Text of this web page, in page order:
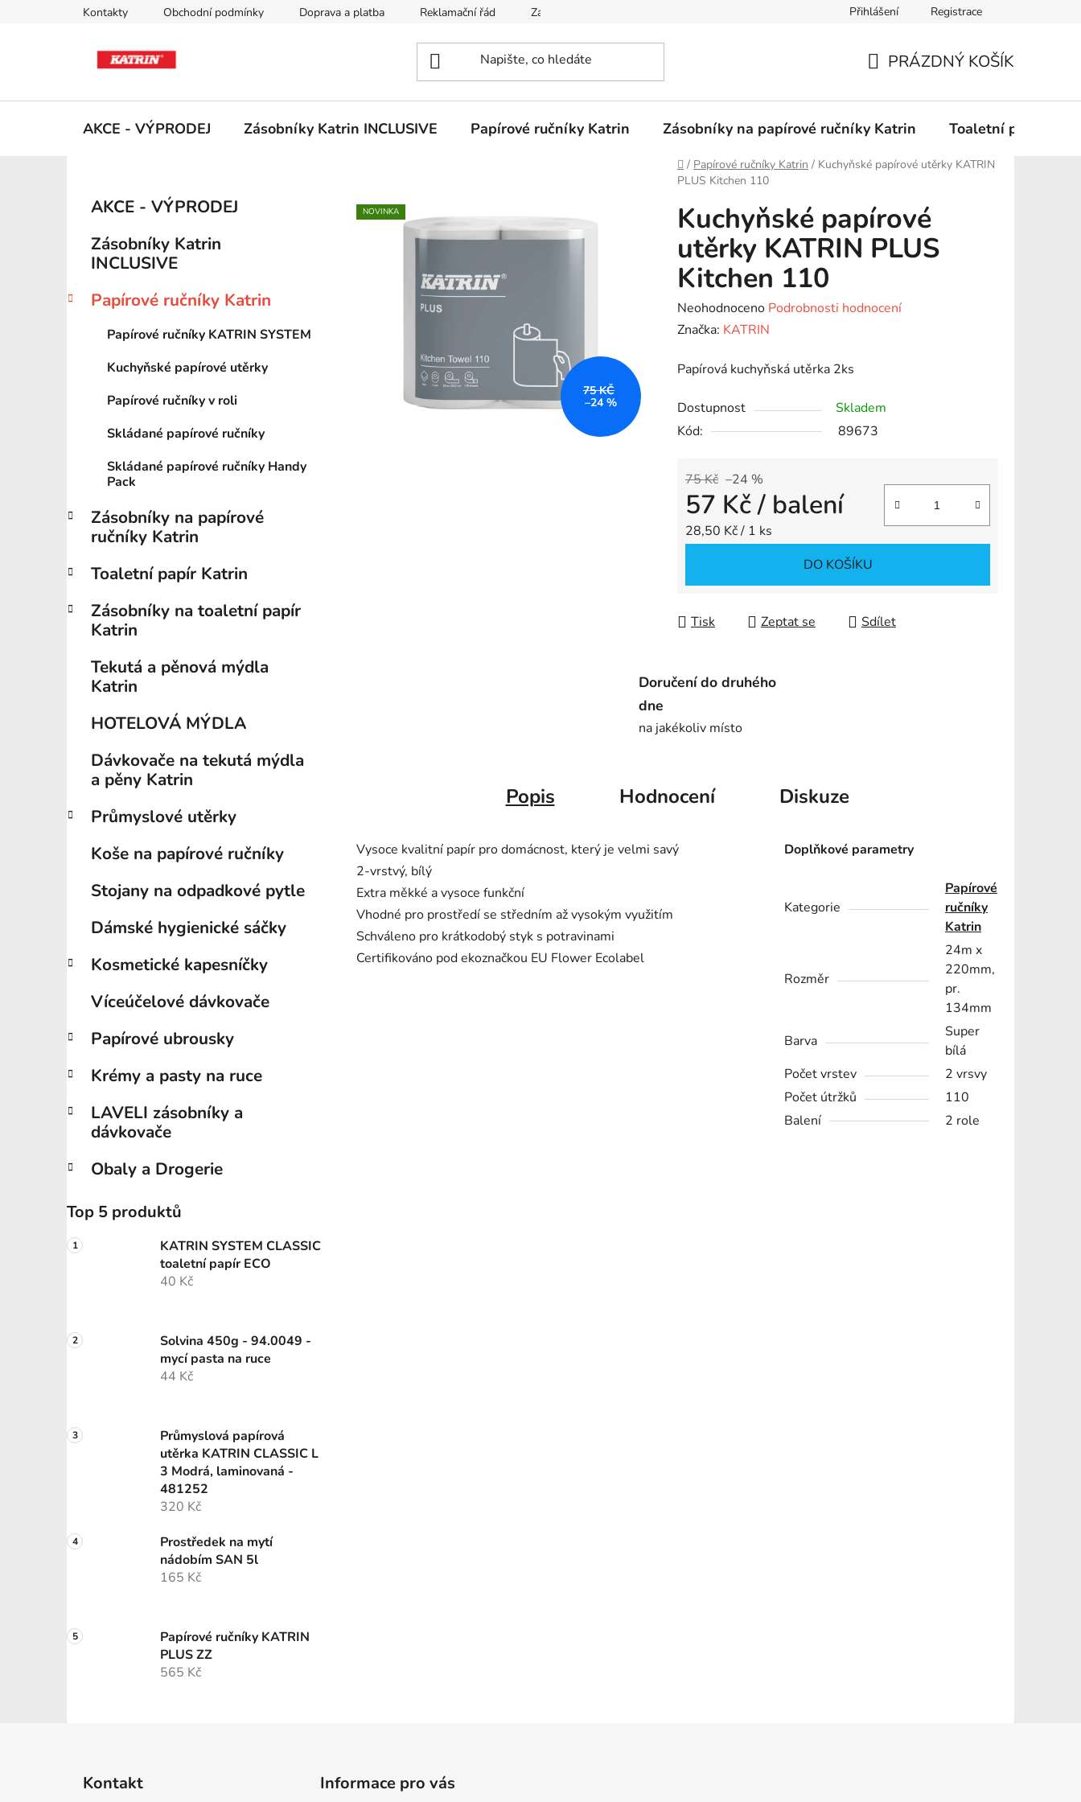
Kontakty Obchodní podmínky Doprava a platba Reklamační řád Zásady používání souborů cookies Podmínky ochrany osobních údajů
Přihlášení Registrace
KOŠÍK
PRÁZDNÝ KOŠÍK
AKCE - VÝPRODEJ Zásobníky Katrin INCLUSIVE Papírové ručníky Katrin Zásobníky na papírové ručníky Katrin Toaletní papír
Domů
/ Papírové ručníky Katrin / Kuchyňské papírové utěrky KATRIN
PLUS Kitchen 110
a
Přeskočit
kategorie
r
AKCE - VÝPRODEJ
Zásobníky Katrin
INCLUSIVE
Papírové ručníky Katrin
Papírové ručníky KATRIN SYSTEM
Kuchyňské papírové utěrky
Papírové ručníky v roli
Skládané papírové ručníky
Skládané papírové ručníky Handy
Pack
Zásobníky na papírové
ručníky Katrin
Toaletní papír Katrin
Zásobníky na toaletní papír
Katrin
Tekutá a pěnová mýdla
Katrin
HOTELOVÁ MÝDLA
Dávkovače na tekutá mýdla
a pěny Katrin
Průmyslové utěrky
Koše na papírové ručníky
Stojany na odpadkové pytle
Dámské hygienické sáčky
Kosmetické kapesníčky
Víceúčelové dávkovače
Papírové ubrousky
Krémy a pasty na ruce
LAVELI zásobníky a
dávkovače
Obaly a Drogerie
Top 5 produktů
KATRIN SYSTEM CLASSIC
toaletní papír ECO
40 Kč
Solvina 450g - 94.0049 -
mycí pasta na ruce
44 Kč
Průmyslová papírová
utěrka KATRIN CLASSIC L
3 Modrá, laminovaná -
481252
320 Kč
Prostředek na mytí
nádobím SAN 5l
165 Kč
Papírové ručníky KATRIN
PLUS ZZ
565 Kč
Kuchyňské papírové
utěrky KATRIN PLUS
Kitchen 110
Průměrné
hodnocení
je
z
5
Neohodnoceno Podrobnosti hodnocení
Značka: KATRIN
Papírová kuchyňská utěrka 2ks
Dostupnost
Skladem
Kód:
89673
75 Kč –24 %
57 Kč/ balení
Měrná cena:
28,50 Kč / 1 ks
DO KOŠÍKU
Tisk Zeptat se Sdílet
NOVINKA
75 KČ
–24 %
Doručení do druhého
dne
na jakékoliv místo
Popis Hodnocení Diskuze
Vysoce kvalitní papír pro domácnost, který je velmi savý
2-vrstvý, bílý
Extra měkké a vysoce funkční
Vhodné pro prostředí se středním až vysokým využitím
Schváleno pro krátkodobý styk s potravinami
Certifikováno pod ekoznačkou EU Flower Ecolabel
Doplňkové parametry
Kategorie
Papírové
ručníky
Katrin
Rozměr
24m x
220mm,
pr.
134mm
Barva
Super
bílá
Počet vrstev
2 vrsvy
Počet útržků
110
Balení
2 role
Kontakt Informace pro vás